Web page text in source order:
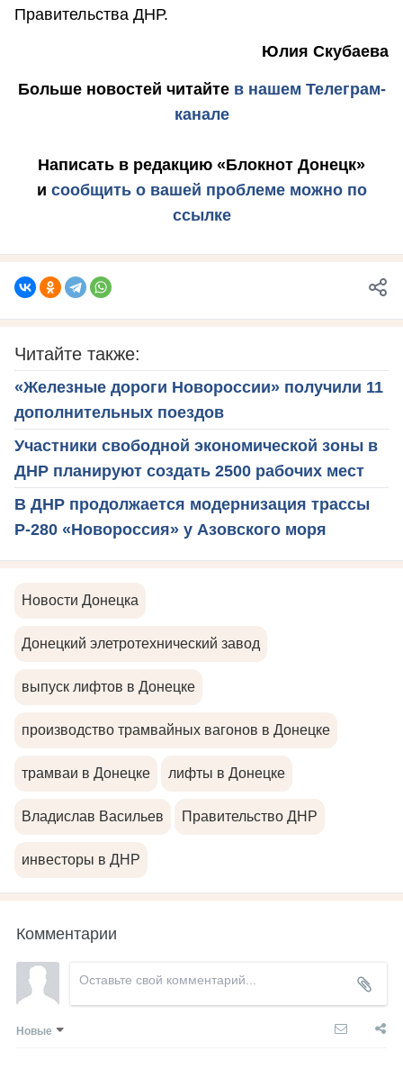
Правительства ДНР.
Юлия Скубаева
Больше новостей читайте в нашем Телеграм-
канале
Написать в редакцию «Блокнот Донецк»
и сообщить о вашей проблеме можно по
ссылке
Читайте также:
«Железные дороги Новороссии» получили 11
дополнительных поездов
Участники свободной экономической зоны в
ДНР планируют создать 2500 рабочих мест
В ДНР продолжается модернизация трассы
Р-280 «Новороссия» у Азовского моря
Новости Донецка
Донецкий элетротехнический завод
выпуск лифтов в Донецке
производство трамвайных вагонов в Донецке
трамваи в Донецке лифты в Донецке
Владислав Васильев Правительство ДНР
инвесторы в ДНР
Комментарии
Новые